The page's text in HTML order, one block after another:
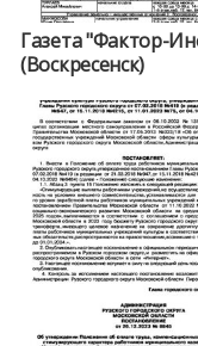
Газета "Фактор-
(Воскресенск)